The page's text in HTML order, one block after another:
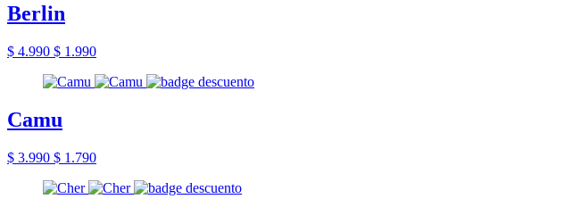
Berlin
$ 4.990 $ 1.990
Camu
$ 3.990 $ 1.790